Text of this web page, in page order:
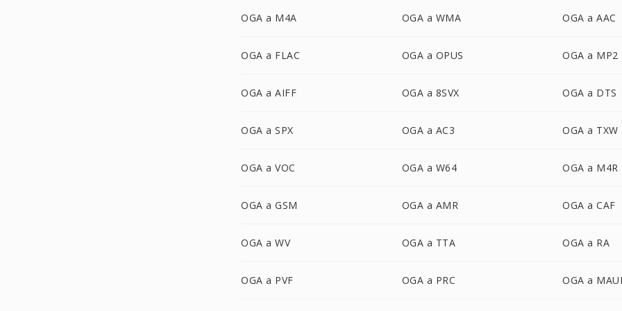
OGA a M4A OGA a WMA OGA a AAC
OGA a FLAC OGA a OPUS OGA a MP2
OGA a AIFF OGA a 8SVX OGA a DTS
OGA a SPX OGA a AC3 OGA a TXW
OGA a VOC OGA a W64 OGA a M4R
OGA a GSM OGA a AMR OGA a CAF
OGA a WV OGA a TTA OGA a RA
OGA a PVF OGA a PRC OGA a